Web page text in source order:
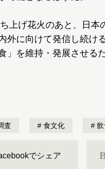
上げ花火のあと、日本
外に向けて発信し続け
を維持・発展させる
査 食文化
でシェア